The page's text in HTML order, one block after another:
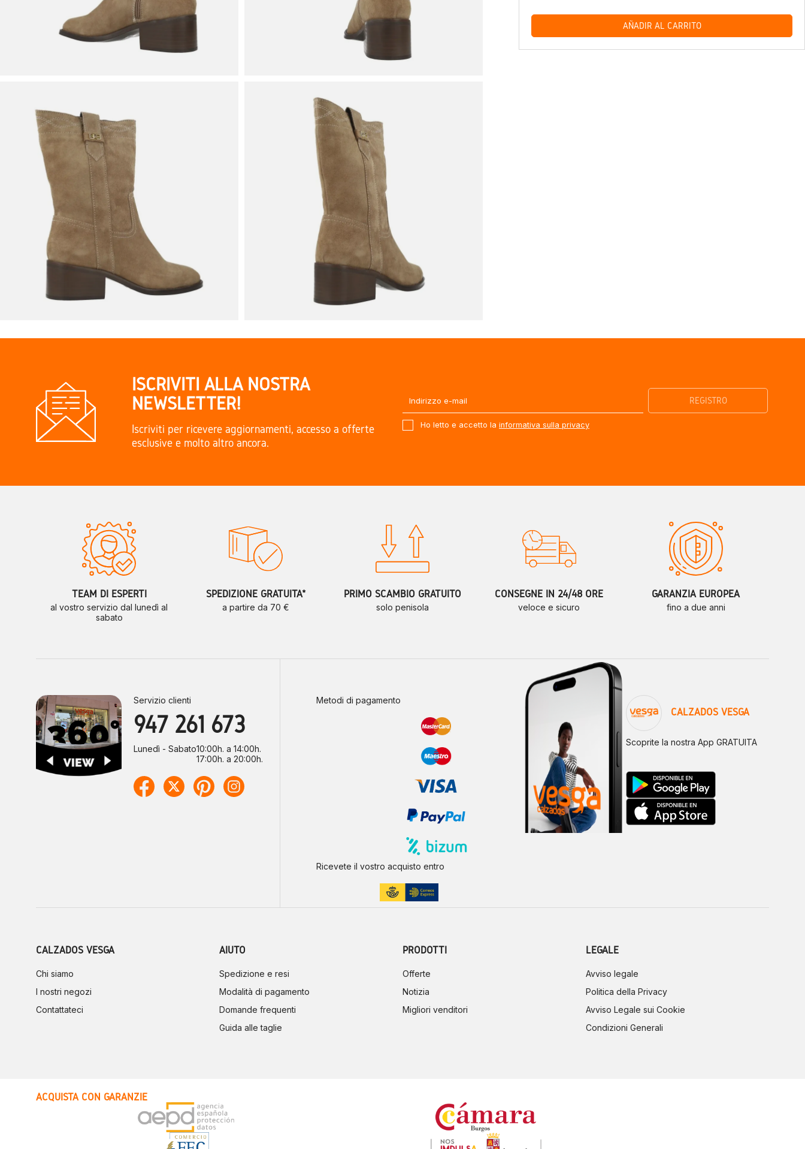
AÑADIR AL CARRITO
ISCRIVITI ALLA NOSTRA
NEWSLETTER!
Iscriviti per ricevere aggiornamenti, accesso a offerte
esclusive e molto altro ancora.
Ho letto e accetto la informativa sulla privacy
TEAM DI ESPERTI
al vostro servizio dal lunedì al
sabato
SPEDIZIONE GRATUITA*
a partire da 70 €
PRIMO SCAMBIO GRATUITO
solo penisola
CONSEGNE IN 24/48 ORE
veloce e sicuro
GARANZIA EUROPEA
fino a due anni
Servizio clienti
947 261 673
Lunedì - Sabato10:00h. a 14:00h.
17:00h. a 20:00h.
Metodi di pagamento
Ricevete il vostro acquisto entro
CALZADOS VESGA
Scoprite la nostra App GRATUITA
CALZADOS VESGA
Chi siamo
I nostri negozi
Contattateci
AIUTO
Spedizione e resi
Modalità di pagamento
Domande frequenti
Guida alle taglie
PRODOTTI
Offerte
Notizia
Migliori venditori
LEGALE
Avviso legale
Politica della Privacy
Avviso Legale sui Cookie
Condizioni Generali
ACQUISTA CON GARANZIE